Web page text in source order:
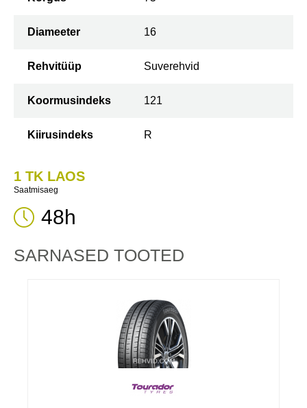
Diameeter 16
Rehvitüüp Suverehvid
Koormusindeks 121
Kiirusindeks R
1 TK LAOS
Saatmisaeg
48h
SARNASED TOOTED